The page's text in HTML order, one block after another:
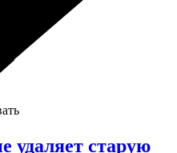
удаляет старую